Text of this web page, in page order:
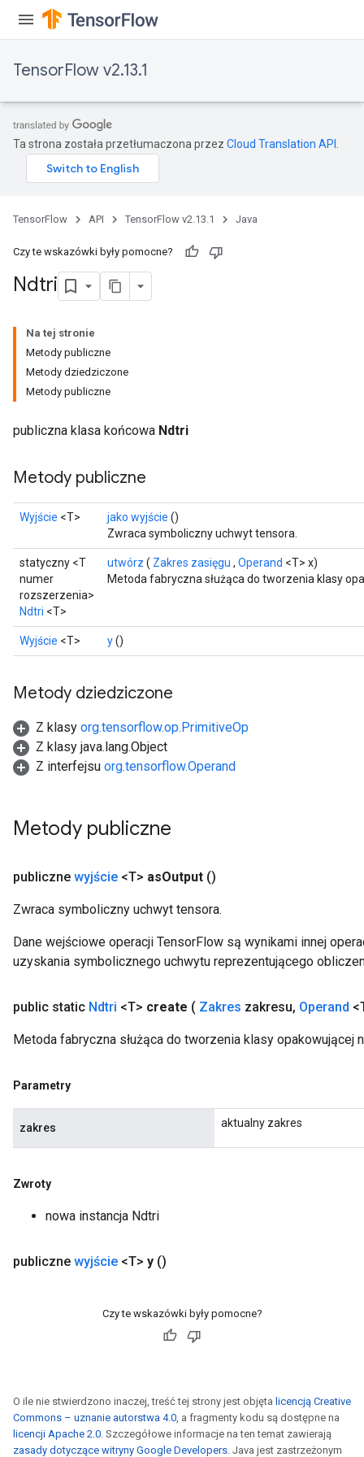
TensorFlow v2.13.1
Ta strona została przetłumaczona przez Cloud Translation API
TensorFlow API TensorFlow v2.13.1 Java
Czy te wskazówki były pomocne?
Ndtri
Na tej stronie
Metody publiczne
Metody dziedziczone
Metody publiczne
publiczna klasa końcowa Ndtri
Metody publiczne
Wyjście <T> jako wyjście ()
Zwraca symboliczny uchwyt tensora.
statyczny <T
numer
rozszerzenia>
Ndtri <T>
utwórz ( Zakres zasięgu , Operand <T> x)
Metoda fabryczna służąca do tworzenia klasy
Wyjście <T> y()
Metody dziedziczone
Z klasy org.tensorflow.op.PrimitiveOp
Z klasy java.lang.Object
Z interfejsu org.tensorflow.Operand
Metody publiczne
publiczne wyjście <T> asOutput ()
Zwraca symboliczny uchwyt tensora.
Dane wejściowe operacji TensorFlow są wynikami innej
uzyskania symbolicznego uchwytu reprezentującego
public static Ndtri <T> create ( Zakres zakresu, Operand
Metoda fabryczna służąca do tworzenia klasy opakowującej
Parametry
zakres aktualny zakres
Zwroty
nowa instancja Ndtri
publiczne wyjście <T> y ()
Czy te wskazówki były pomocne?
O ile nie stwierdzono inaczej, treść tej strony jest objęta licencją Creative
Commons – uznanie autorstwa 4.0, a fragmenty kodu są dostępne na
licencji Apache 2.0. Szczegółowe informacje na ten temat zawierają
zasady dotyczące witryny Google Developers. Java jest zastrzeżonym